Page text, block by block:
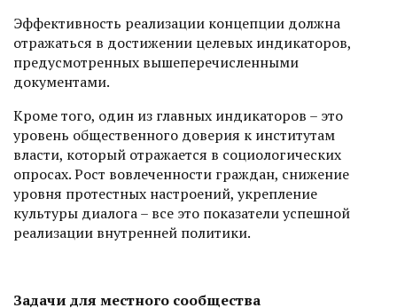
Эффективность реализации концепции должна
отражаться в достижении целевых индикаторов,
предус­мотренных вышеперечисленными
документами.
Кроме того, один из главных индикаторов – это
уровень общественного доверия к институтам
власти, который отражается в социологических
опросах. Рост вовлеченности граждан, снижение
уровня протестных настроений, укрепление
культуры диалога – все это показатели успешной
реализации внутренней политики.
Задачи для местного сообщества